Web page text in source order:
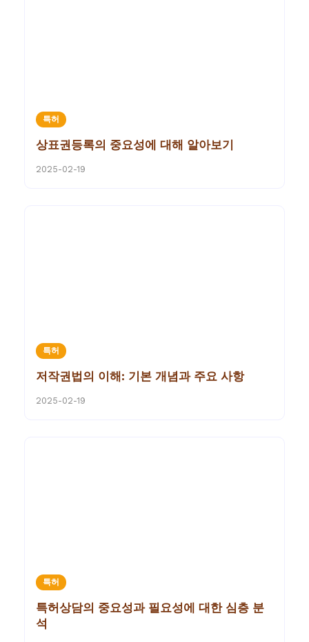
특허
상표권등록의 중요성에 대해 알아보기
2025-02-19
특허
저작권법의 이해: 기본 개념과 주요 사항
2025-02-19
특허
특허상담의 중요성과 필요성에 대한 심층 분
석